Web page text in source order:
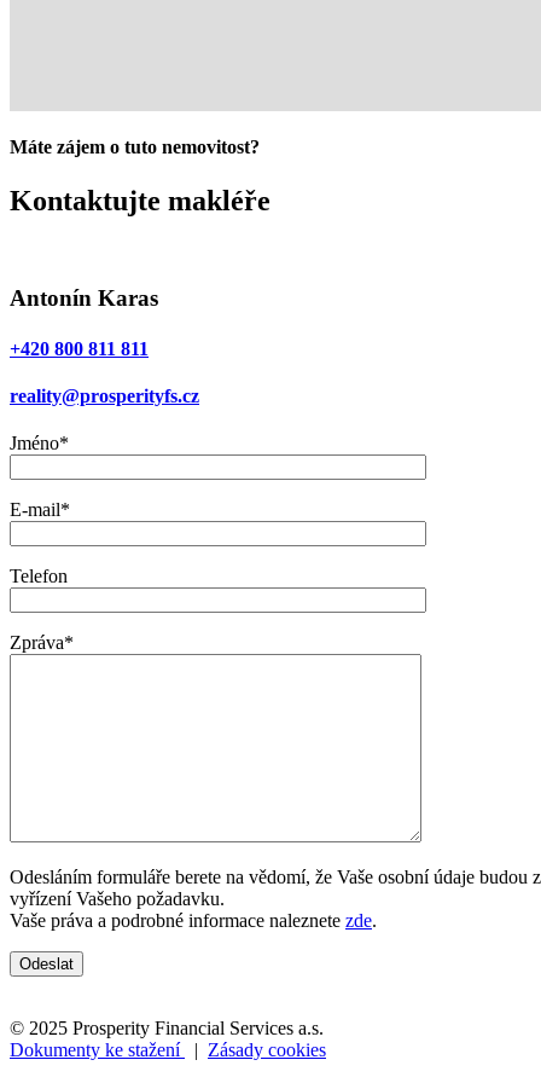
Máte zájem o tuto nemovitost?
Kontaktujte makléře
Antonín Karas
+420 800 811 811
reality@prosperityfs.cz
Jméno*
E-mail*
Telefon
Zpráva*
Odesláním formuláře berete na vědomí, že Vaše osobní údaje
vyřízení Vašeho požadavku.
Vaše práva a podrobné informace naleznete zde.
© 2025 Prosperity Financial Services a.s.
Dokumenty ke stažení
| Zásady cookies